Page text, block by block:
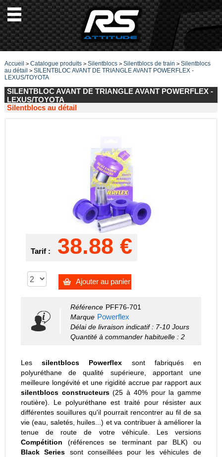
Accueil > Catalogue produits> Silentblocs> Silentblocs de train > Silentblocs
au détail > SILENTBLOC AVANT DE TRIANGLE AVANT POWERFLEX -
LEXUS/TOYOTA
SILENTBLOC AVANT DE TRIANGLE AVANT POWERFLEX -
LEXUS/TOYOTA
Silentblocs au détail
Tarif : 38.88 €
Ajouter au panier
Référence PFF76-701
Marque Powerflex
Délai de livraison indicatif : 7-10 Jours
Quantité à commander habituelle : 2
Lessilentblocs Powerflex sont fabriqués en
polyuréthane de qualité supérieure, apportant une
meilleure longévité et une rigidité accrue par rapport aux
silentblocs constructeurs(25 à 40% pour la gamme
routière). Le polyuréthane est traité pour résister aux
différentes souillures qu'il pourrait rencontrer au fil de sa
vie (eau, saletés, huiles...) et va contribuer à améliorer la
tenue de route de votre véhicule. Les versions
Compétition (références se terminant par BLK) ou
Black Series sont conseillées pour les véhicules de